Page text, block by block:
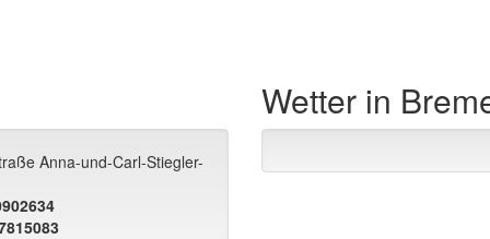
Anna-und-Carl-Stiegler-
Wetter in